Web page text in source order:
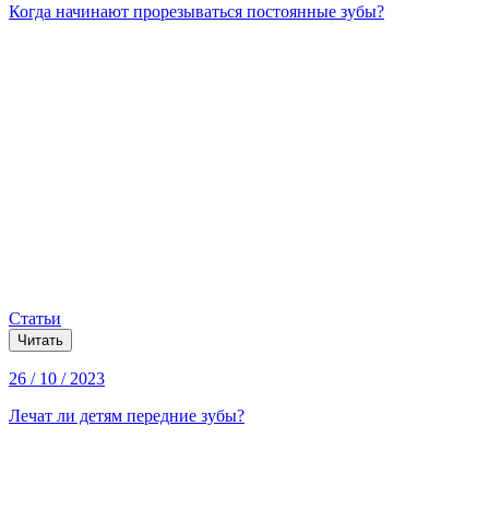
Когда начинают прорезываться постоянные зубы?
Статьи
Читать
26 / 10 / 2023
Лечат ли детям передние зубы?